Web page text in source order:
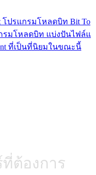
โปรแกรมโหลดบิท Bit To
รมโหลดบิท แบ่งปันไฟล์แ
ที่เป็นที่นิยมในขณะนี้
ต้องการ